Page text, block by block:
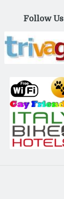
Follow Us